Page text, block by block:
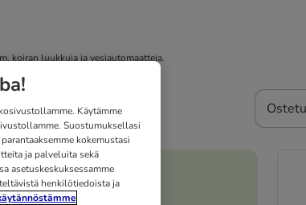
koiran luukkuja ja vesiautomaatteja.
Käytämme
Suostumuksellasi
kokemustasi
ja palveluita sekä
asetuskeskuksessamme
henkilötiedoista ja